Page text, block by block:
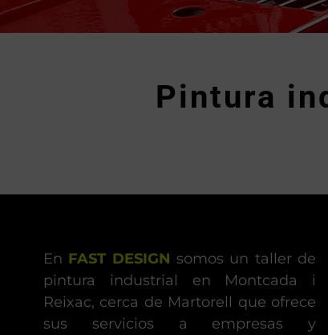
Pintura
En FAST DESIGN somos un taller de
pintura industrial en Montcada i
Reixac, cerca de Martorell que ofrece
sus servicios a empresas y